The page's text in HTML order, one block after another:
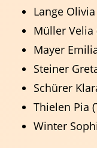
Lange
Müller Velia
Mayer
Steiner
Schürer
Thielen Pia
Winter